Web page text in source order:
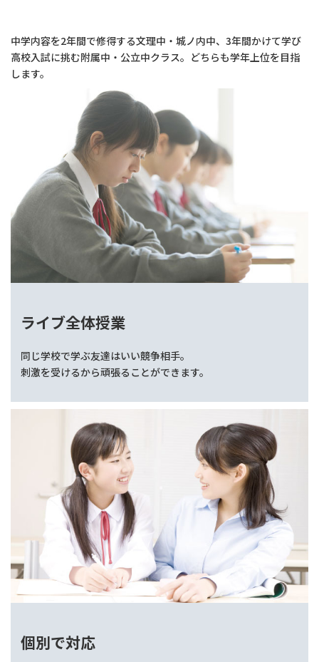
中学内容を2年間で修得する文理中・城ノ内中、3年間かけて学び
高校入試に挑む附属中・公立中クラス。どちらも学年上位を目指
します。
ライブ全体授業
同じ学校で学ぶ友達はいい競争相手。
刺激を受けるから頑張ることができます。
個別で対応